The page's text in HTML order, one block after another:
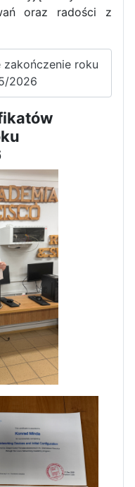
za
oraz radości z
roku
2026